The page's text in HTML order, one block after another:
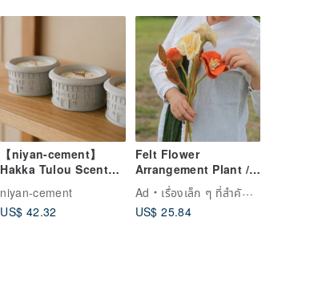
【niyan-cement】
Hakka Tulou Scented
niyan-cement
US$ 42.32
Felt Flower
Arrangement Plant /
Icelandic Poppy
Ad
เรื่องเล็ก ๆ ที่สำคัญ｜Little Matter
US$ 25.84